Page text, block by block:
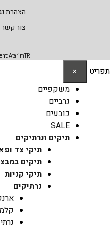
הצהרת
צור קשר
AtarimTR
תפריט ×
משקפיים
גרביים
כובעים
SALE
תיקים ונרתיקים
תיקי צד
תיקים
תיקי קניות
נרתיקים